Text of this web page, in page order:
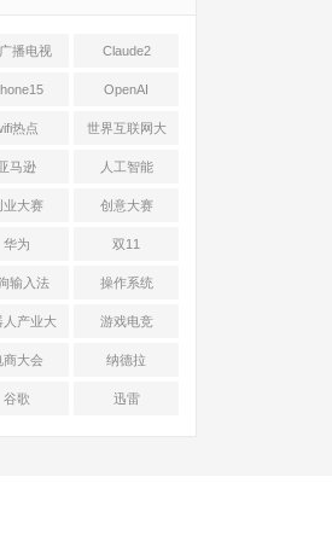
播电视 Claude2
OpenAI
热点 世界互联网大
会
马逊 人工智能
业大赛 创意大赛
华为 双11
输入法 操作系统
人产业大
会
游戏电竞
商大会 纳德拉
谷歌 迅雷